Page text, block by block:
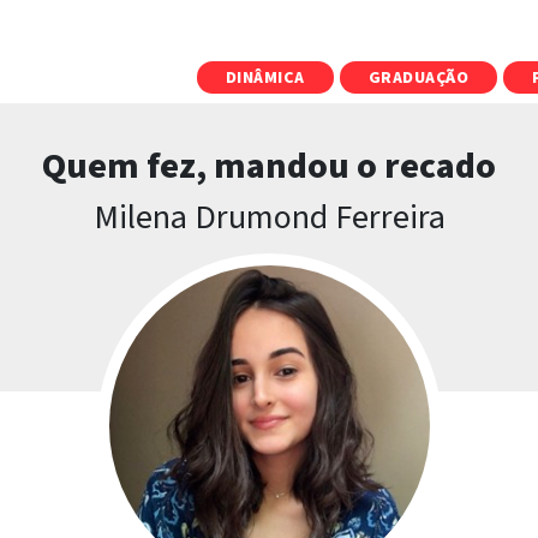
DINÂMICA GRADUAÇÃO
Quem fez, mandou o recado
Milena Drumond Ferreira